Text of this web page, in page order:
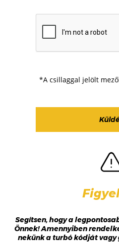
*A csillaggal jelölt
Segítsen, hogy a
Önnek! Amennyiben
nekünk a turbó kódját vagy